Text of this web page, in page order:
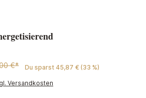
von 5 von 5 Sternen
€* Du sparst 45,87 € (33 %)
Versandkosten